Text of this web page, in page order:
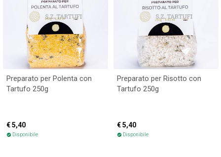
Preparato per Polenta con
Tartufo 250g
€ 5,40
check_circle Disponibile
Preparato per Risotto con
Tartufo 250g
€ 5,40
check_circle Disponibile